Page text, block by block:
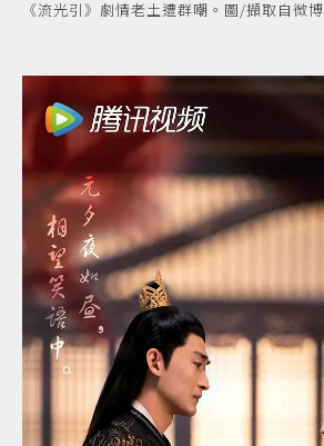
《流光引》劇情老土遭群嘲。圖/擷取自微博